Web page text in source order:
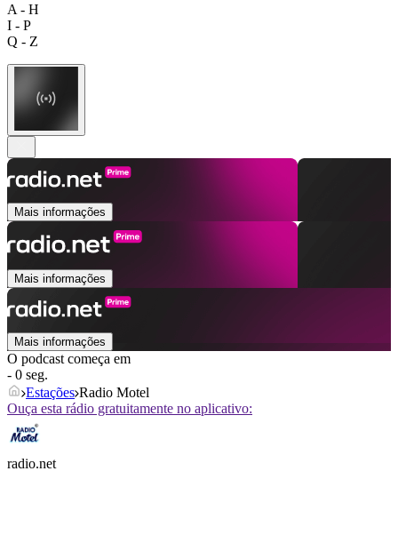
A - H
I - P
Q - Z
Mais informações
Mais informações
Mais informações
O podcast começa em
- 0 seg.
Estações Radio Motel
Ouça esta rádio gratuitamente no aplicativo:
radio.net